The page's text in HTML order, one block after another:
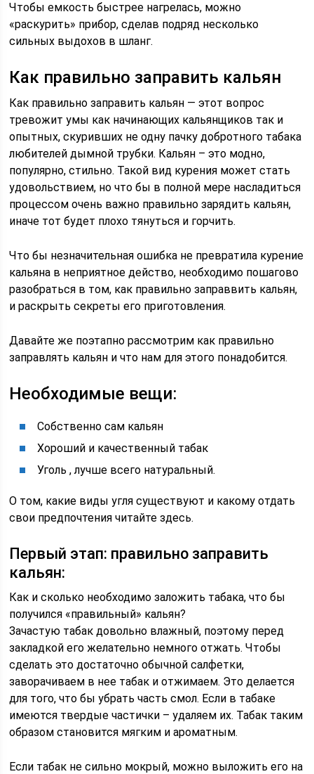
Чтобы емкость быстрее нагрелась, можно
«раскурить» прибор, сделав подряд несколько
сильных выдохов в шланг.
Как правильно заправить кальян
Как правильно заправить кальян — этот вопрос
тревожит умы как начинающих кальянщиков так и
опытных, скуривших не одну пачку добротного табака
любителей дымной трубки. Кальян – это модно,
популярно, стильно. Такой вид курения может стать
удовольствием, но что бы в полной мере насладиться
процессом очень важно правильно зарядить кальян,
иначе тот будет плохо тянуться и горчить.
Что бы незначительная ошибка не превратила курение
кальяна в неприятное действо, необходимо пошагово
разобраться в том, как правильно заправвить кальян,
и раскрыть секреты его приготовления.
Давайте же поэтапно рассмотрим как правильно
заправлять кальян и что нам для этого понадобится.
Необходимые вещи:
Собственно сам кальян
Хороший и качественный табак
Уголь , лучше всего натуральный.
О том, какие виды угля существуют и какому отдать
свои предпочтения читайте здесь.
Первый этап: правильно заправить
кальян:
Как и сколько необходимо заложить табака, что бы
получился «правильный» кальян?
Зачастую табак довольно влажный, поэтому перед
закладкой его желательно немного отжать. Чтобы
сделать это достаточно обычной салфетки,
заворачиваем в нее табак и отжимаем. Это делается
для того, что бы убрать часть смол. Если в табаке
имеются твердые частички – удаляем их. Табак таким
образом становится мягким и ароматным.
Если табак не сильно мокрый, можно выложить его на